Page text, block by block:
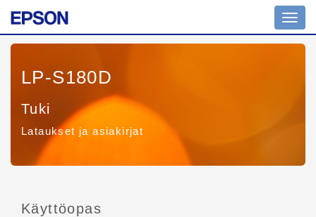
LP-S180D
Tuki
Lataukset ja asiakirjat
Käyttöopas